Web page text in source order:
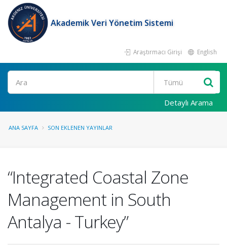
Akademik Veri Yönetim Sistemi
Araştırmacı Girişi English
Ara
Detaylı Arama
ANA SAYFA SON EKLENEN YAYINLAR
“Integrated Coastal Zone
Management in South
Antalya - Turkey”